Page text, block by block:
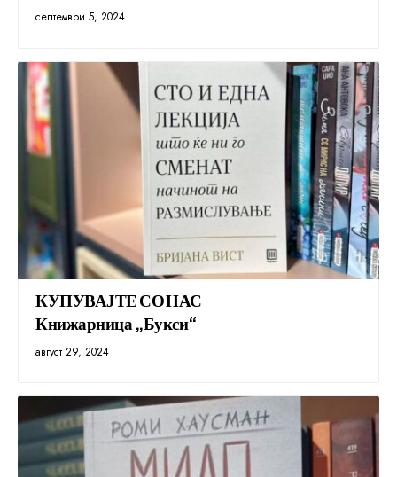
септември 5, 2024
КУПУВАЈТЕ СО НАС
Книжарница „Букси“
август 29, 2024